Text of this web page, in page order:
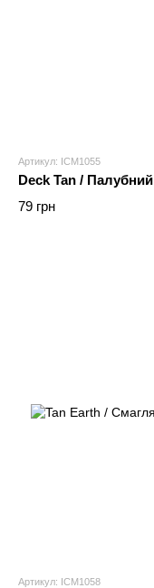
Артикул: ICM1055
Deck Tan / Палубний
79 грн
Артикул: ICM1058